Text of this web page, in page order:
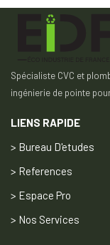
Spécialiste CVC et
ingénierie de pointe
LIENS RAPIDE
> Bureau D'etudes
> References
> Espace Pro
> Nos Services